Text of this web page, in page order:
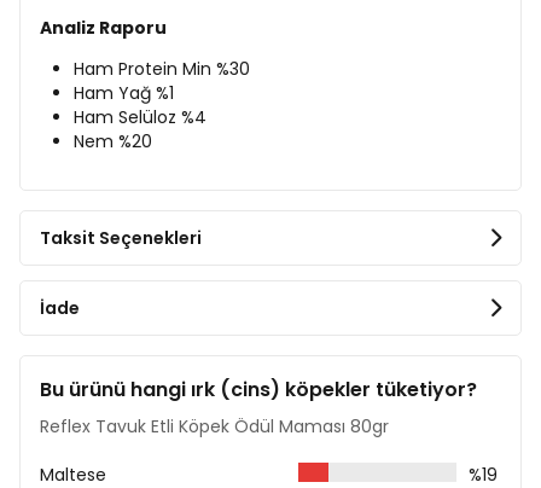
Analiz Raporu
Ham Protein Min %30
Ham Yağ %1
Ham Selüloz %4
Nem %20
Taksit Seçenekleri
İade
Bu ürünü hangi ırk (cins) köpekler tüketiyor?
Reflex Tavuk Etli Köpek Ödül Maması 80gr
Maltese
%19